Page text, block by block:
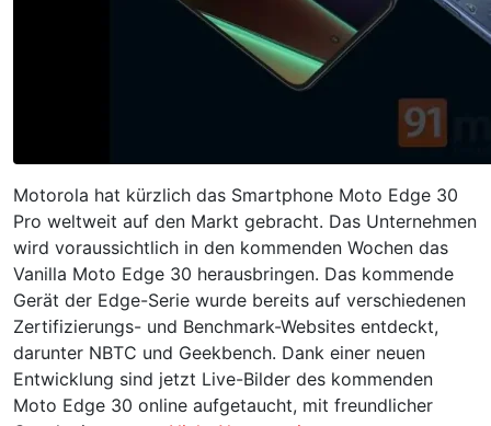
Motorola hat kürzlich das Smartphone Moto Edge 30
Pro weltweit auf den Markt gebracht. Das Unternehmen
wird voraussichtlich in den kommenden Wochen das
Vanilla Moto Edge 30 herausbringen. Das kommende
Gerät der Edge-Serie wurde bereits auf verschiedenen
Zertifizierungs- und Benchmark-Websites entdeckt,
darunter NBTC und Geekbench. Dank einer neuen
Entwicklung sind jetzt Live-Bilder des kommenden
Moto Edge 30 online aufgetaucht, mit freundlicher